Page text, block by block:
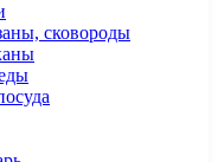
сковороды